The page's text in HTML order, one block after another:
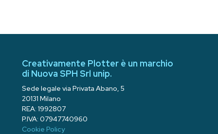
Creativamente Plotter è un marchio
di Nuova SPH Srl unip.
Sede legale via Privata Abano, 5
20131 Milano
REA: 1992807
P.IVA: 07947740960
Cookie Policy